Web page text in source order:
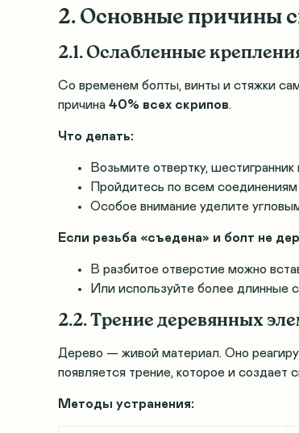
2. Основные причины
2.1. Ослабленные
Со временем болты, винты и стяжки
причина 40% всех скрипов.
Что делать:
Возьмите отвертку,
Пройдитесь по всем соединениям
Особое внимание уделите
Если резьба «съедена» и болт не
В разбитое отверстие можно
Или используйте более длинные
2.2. Трение деревянных
Дерево — живой материал. Оно
появляется трение, которое и создает
Методы устранения: